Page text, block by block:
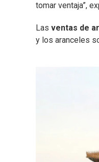
tomar ventaja”,
Las ventas de
y los aranceles